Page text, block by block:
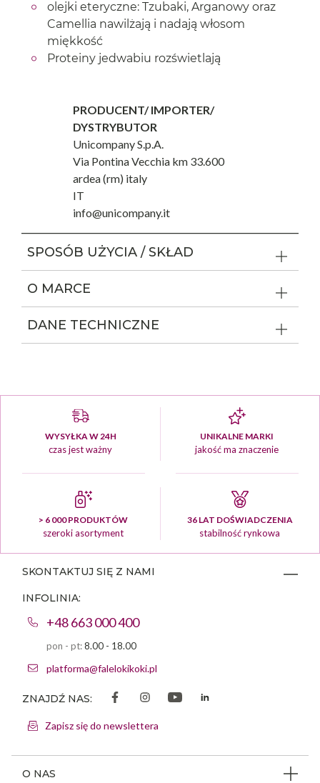
olejki eteryczne: Tzubaki, Arganowy oraz
Camellia nawilżają i nadają włosom
miękkość
Proteiny jedwabiu rozświetlają
PRODUCENT/ IMPORTER/
DYSTRYBUTOR
Unicompany S.p.A.
Via Pontina Vecchia km 33.600
ardea (rm) italy
IT
info@unicompany.it
SPOSÓB UŻYCIA / SKŁAD
O MARCE
DANE TECHNICZNE
WYSYŁKA W 24H
czas jest ważny
UNIKALNE MARKI
jakość ma znaczenie
> 6 000 PRODUKTÓW
szeroki asortyment
36 LAT DOŚWIADCZENIA
stabilność rynkowa
O NAS
SKONTAKTUJ SIĘ Z NAMI
INFOLINIA:
+48 663 000 400
pon - pt:8.00 - 18.00
platforma@falelokikoki.pl
ZNAJDŹ NAS:
Zapisz się do newslettera